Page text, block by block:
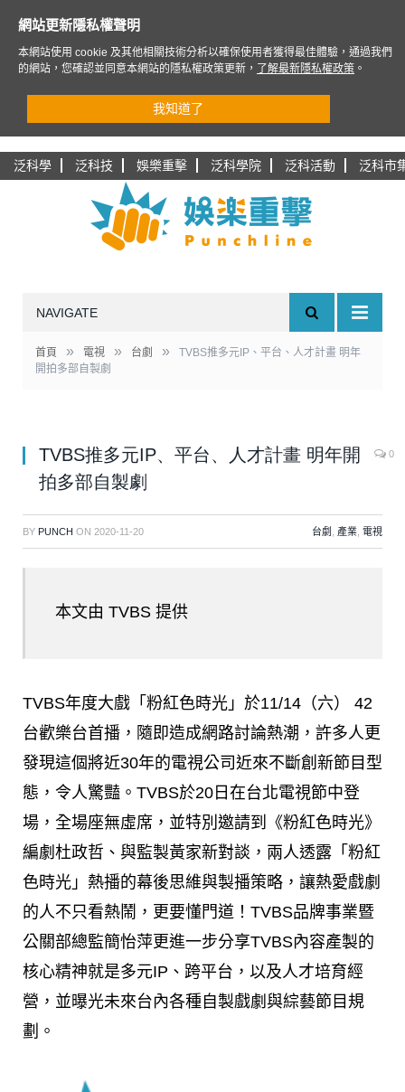
泛科學 泛科技 娛樂重擊 泛科學院 泛科活動 泛科市
NAVIGATE
首頁 » 電視 » 台劇 »
TVBS推多元IP、平台、人才計畫 明年
開拍多部自製劇
TVBS推多元IP、平台、人才計畫 明年開
拍多部自製劇
0
BY PUNCH ON 2020-11-20 台劇 產業 電視
本文由 TVBS 提供
TVBS年度大戲「粉紅色時光」於11/14（六） 42
台歡樂台首播，隨即造成網路討論熱潮，許多人更
發現這個將近30年的電視公司近來不斷創新節目型
態，令人驚豔。TVBS於20日在台北電視節中登
場，全場座無虛席，並特別邀請到《粉紅色時光》
編劇杜政哲、與監製黃家新對談，兩人透露「粉紅
色時光」熱播的幕後思維與製播策略，讓熱愛戲劇
的人不只看熱鬧，更要懂門道！TVBS品牌事業暨
公關部總監簡怡萍更進一步分享TVBS內容產製的
核心精神就是多元IP、跨平台，以及人才培育經
營，並曝光未來台內各種自製戲劇與綜藝節目規
劃。
網站更新隱私權聲明
本網站使用 cookie 及其他相關技術分析以確保使用者獲得最佳體驗，通過我們
的網站，您確認並同意本網站的隱私權政策更新，
了解最新隱私權政策 。
我知道了